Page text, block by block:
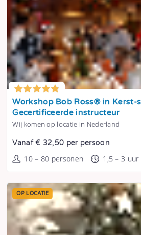
Tonen
Workshop Bob Ross® in Kerst-
Gecertificeerde instructeur
Wij komen op locatie in Nederland
Vanaf € 32,50 per persoon
10 – 80 personen 1,5 – 3 uur
OP LOCATIE